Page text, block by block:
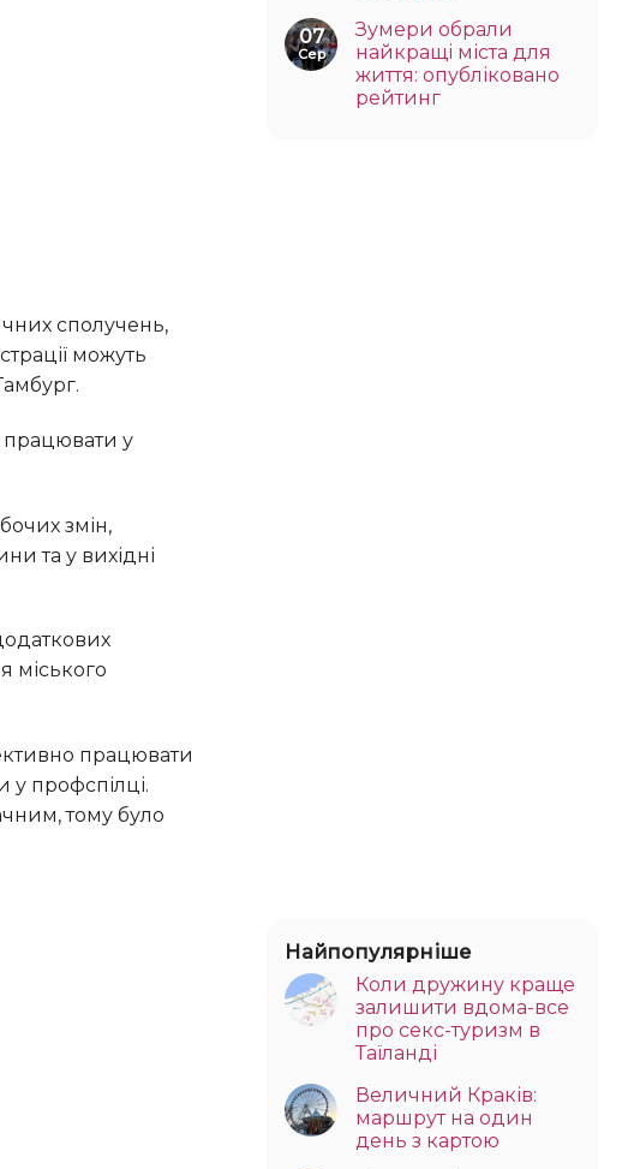
можуть
та у вихідні
міського
у профспілці.
тому було
07
Сер
Зумери обрали
найкращі міста для
життя: опубліковано
рейтинг
Найпопулярніше
Коли дружину краще
залишити вдома-все
про секс-туризм в
Таїланді
Величний Краків:
маршрут на один
день з картою